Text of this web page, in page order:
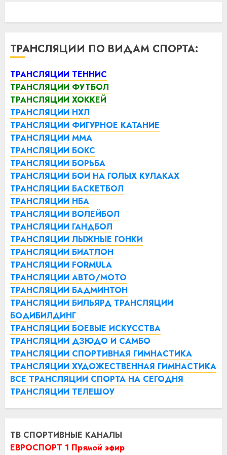
ТРАНСЛЯЦИИ ПО ВИДАМ СПОРТА:
ТРАНСЛЯЦИИ ТЕННИС
ТРАНСЛЯЦИИ ФУТБОЛ
ТРАНСЛЯЦИИ ХОККЕЙ
ТРАНСЛЯЦИИ НХЛ
ТРАНСЛЯЦИИ ФИГУРНОЕ КАТАНИЕ
ТРАНСЛЯЦИИ ММА
ТРАНСЛЯЦИИ БОКС
ТРАНСЛЯЦИИ БОРЬБА
ТРАНСЛЯЦИИ БОИ НА ГОЛЫХ КУЛАКАХ
ТРАНСЛЯЦИИ БАСКЕТБОЛ
ТРАНСЛЯЦИИ НБА
ТРАНСЛЯЦИИ ВОЛЕЙБОЛ
ТРАНСЛЯЦИИ ГАНДБОЛ
ТРАНСЛЯЦИИ ЛЫЖНЫЕ ГОНКИ
ТРАНСЛЯЦИИ БИАТЛОН
ТРАНСЛЯЦИИ FORMULA
ТРАНСЛЯЦИИ АВТО/МОТО
ТРАНСЛЯЦИИ БАДМИНТОН
ТРАНСЛЯЦИИ БИЛЬЯРД ТРАНСЛЯЦИИ
БОДИБИЛДИНГ
ТРАНСЛЯЦИИ БОЕВЫЕ ИСКУССТВА
ТРАНСЛЯЦИИ ДЗЮДО И САМБО
ТРАНСЛЯЦИИ СПОРТИВНАЯ ГИМНАСТИКА
ТРАНСЛЯЦИИ ХУДОЖЕСТВЕННАЯ ГИМНАСТИКА
ВСЕ ТРАНСЛЯЦИИ СПОРТА НА СЕГОДНЯ
ТРАНСЛЯЦИИ ТЕЛЕШОУ
ТВ СПОРТИВНЫЕ КАНАЛЫ
ЕВРОСПОРТ 1 Прямой эфир